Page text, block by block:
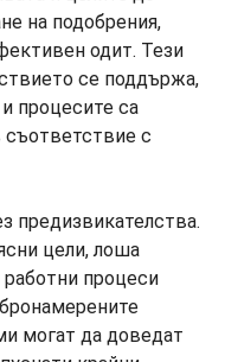
на подобрения,
одит. Тези
се поддържа,
процесите са
съответствие с
предизвикателства.
цели, лоша
процеси
могат да доведат